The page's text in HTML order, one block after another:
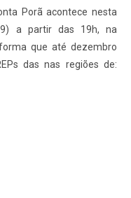
Porã acontece nesta
a partir das 19h, na
que até dezembro
das nas regiões de: